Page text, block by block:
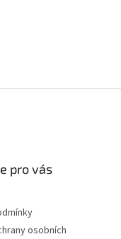
pro vás
osobních